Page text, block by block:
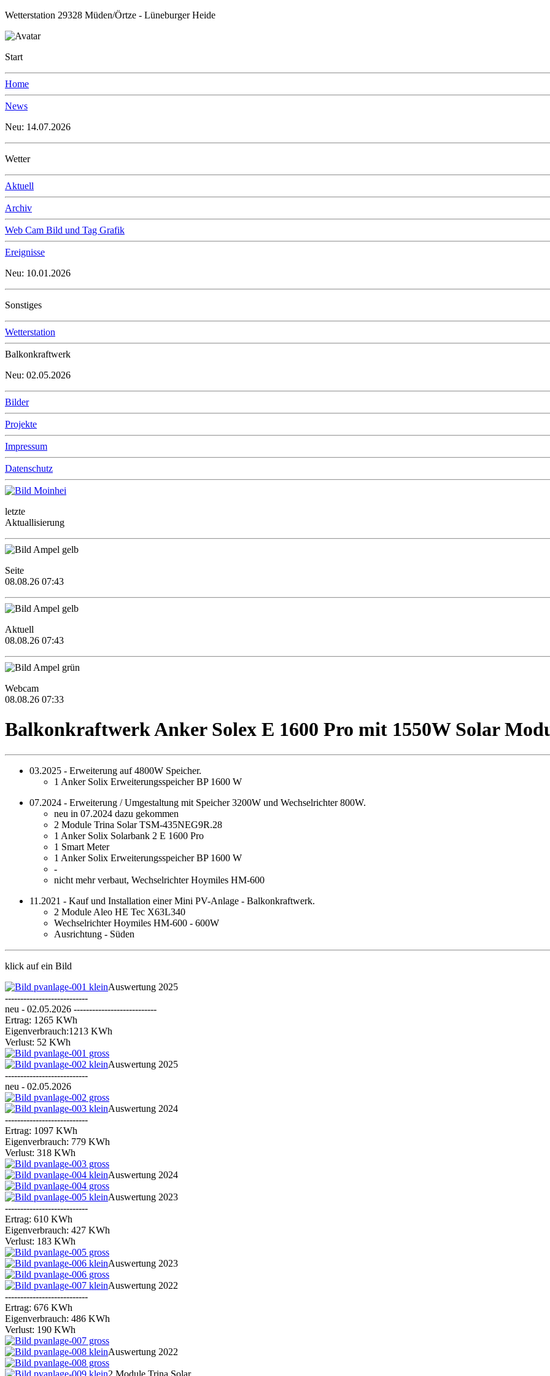
Wetterstation 29328 Müden/Örtze - Lüneburger Heide
Start
Home
News
Neu: 14.07.2026
Wetter
Aktuell
Archiv
Web Cam Bild und Tag Grafik
Ereignisse
Neu: 10.01.2026
Sonstiges
Wetterstation
Balkonkraftwerk
Neu: 02.05.2026
Bilder
Projekte
Impressum
Datenschutz
letzte
Aktuallisierung
Seite
08.08.26 07:43
Aktuell
08.08.26 07:43
Webcam
08.08.26 07:33
Balkonkraftwerk Anker Solex E 1600 Pro mit 1550W Solar
03.2025 - Erweiterung auf 4800W Speicher.
1 Anker Solix Erweiterungsspeicher BP 1600 W
07.2024 - Erweiterung / Umgestaltung mit Speicher 3200W und Wechselrichter 800W.
neu in 07.2024 dazu gekommen
2 Module Trina Solar TSM-435NEG9R.28
1 Anker Solix Solarbank 2 E 1600 Pro
1 Smart Meter
1 Anker Solix Erweiterungsspeicher BP 1600 W
-
nicht mehr verbaut, Wechselrichter Hoymiles HM-600
11.2021 - Kauf und Installation einer Mini PV-Anlage - Balkonkraftwerk.
2 Module Aleo HE Tec X63L340
Wechselrichter Hoymiles HM-600 - 600W
Ausrichtung - Süden
klick auf ein Bild
Auswertung 2025
---------------------------
neu - 02.05.2026 ---------------------------
Ertrag: 1265 KWh
Eigenverbrauch:1213 KWh
Verlust: 52 KWh
Auswertung 2025
---------------------------
neu - 02.05.2026
Auswertung 2024
---------------------------
Ertrag: 1097 KWh
Eigenverbrauch: 779 KWh
Verlust: 318 KWh
Auswertung 2024
Auswertung 2023
---------------------------
Ertrag: 610 KWh
Eigenverbrauch: 427 KWh
Verlust: 183 KWh
Auswertung 2023
Auswertung 2022
---------------------------
Ertrag: 676 KWh
Eigenverbrauch: 486 KWh
Verlust: 190 KWh
Auswertung 2022
2 Module Trina Solar